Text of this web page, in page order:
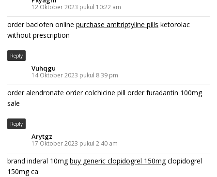
12 Oktober 2023 pukul 10:22 am
order baclofen online purchase amitriptyline pills ketorolac
without prescription
Reply
Vuhqgu
14 Oktober 2023 pukul 8:39 pm
order alendronate order colchicine pill order furadantin 100mg
sale
Reply
Arytgz
17 Oktober 2023 pukul 2:40 am
brand inderal 10mgbuy generic clopidogrel 150mgclopidogrel
150mg ca